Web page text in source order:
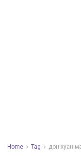
Home Tag дон хуан